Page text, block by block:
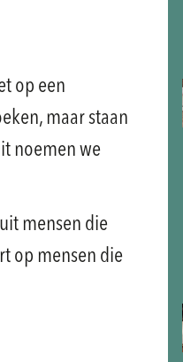
op een
maar staan
noemen we
mensen die
op mensen die